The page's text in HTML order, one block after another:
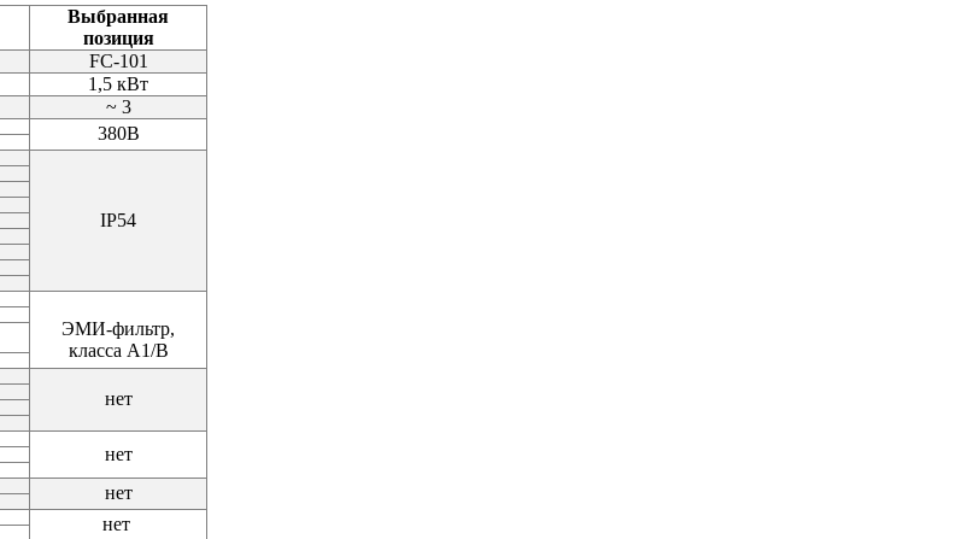
Выбранная
позиция
FC-101
1,5 кВт
~ 3
380В
IP54
ЭМИ-фильтр,
класса A1/В
нет
нет
нет
нет